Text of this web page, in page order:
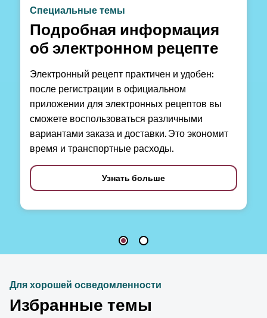
Специальные темы
Подробная информация
об электронном рецепте
Электронный рецепт практичен и удобен:
после регистрации в официальном
приложении для электронных рецептов вы
сможете воспользоваться различными
вариантами заказа и доставки. Это экономит
время и транспортные расходы.
Узнать больше
Для хорошей осведомленности
Избранные темы